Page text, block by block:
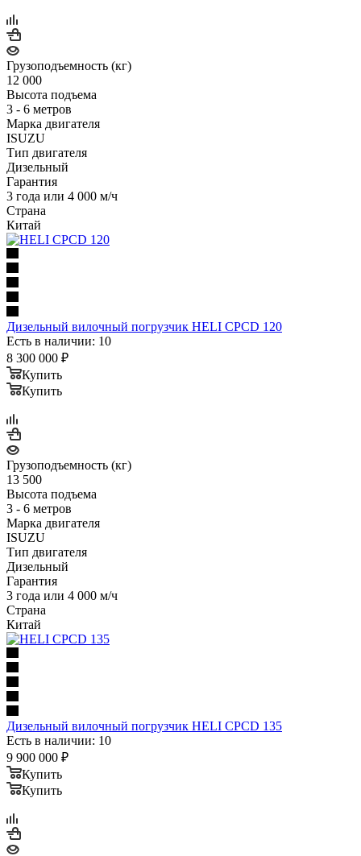
Грузоподъемность (кг)
12 000
Высота подъема
3 - 6 метров
Марка двигателя
ISUZU
Тип двигателя
Дизельный
Гарантия
3 года или 4 000 м/ч
Страна
Китай
Дизельный вилочный погрузчик HELI CPCD 120
Есть в наличии: 10
8 300 000 ₽
Купить
Купить
Грузоподъемность (кг)
13 500
Высота подъема
3 - 6 метров
Марка двигателя
ISUZU
Тип двигателя
Дизельный
Гарантия
3 года или 4 000 м/ч
Страна
Китай
Дизельный вилочный погрузчик HELI CPCD 135
Есть в наличии: 10
9 900 000 ₽
Купить
Купить